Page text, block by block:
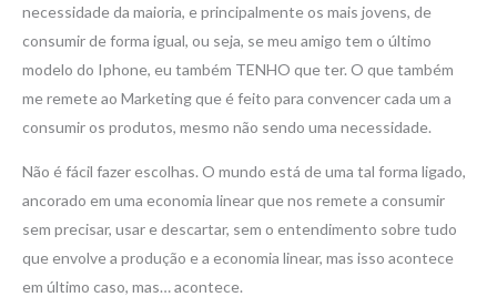
necessidade da maioria, e principalmente os mais jovens, de
consumir de forma igual, ou seja, se meu amigo tem o último
modelo do Iphone, eu também TENHO que ter. O que também
me remete ao Marketing que é feito para convencer cada um a
consumir os produtos, mesmo não sendo uma necessidade.
Não é fácil fazer escolhas. O mundo está de uma tal forma ligado,
ancorado em uma economia linear que nos remete a consumir
sem precisar, usar e descartar, sem o entendimento sobre tudo
que envolve a produção e a economia linear, mas isso acontece
em último caso, mas… acontece.